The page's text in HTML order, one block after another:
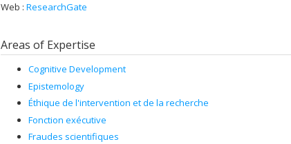
Web : ResearchGate
Areas of Expertise
Cognitive Development
Epistemology
Éthique de l'intervention et de la recherche
Fonction exécutive
Fraudes scientifiques